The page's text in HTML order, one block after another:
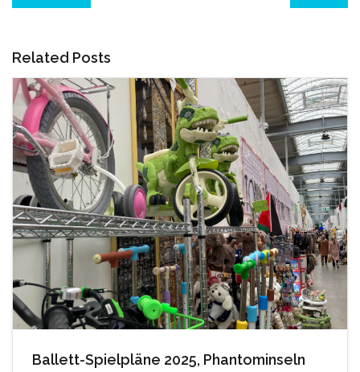
Related Posts
Ballett-Spielpläne 2025, Phantominseln